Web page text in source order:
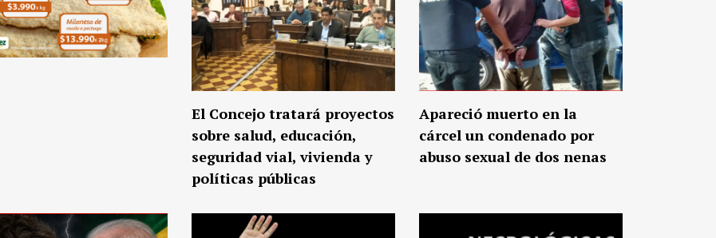
El Concejo tratará proyectos
sobre salud, educación,
seguridad vial, vivienda y
políticas públicas
Apareció muerto en la
cárcel un condenado por
abuso sexual de dos nenas